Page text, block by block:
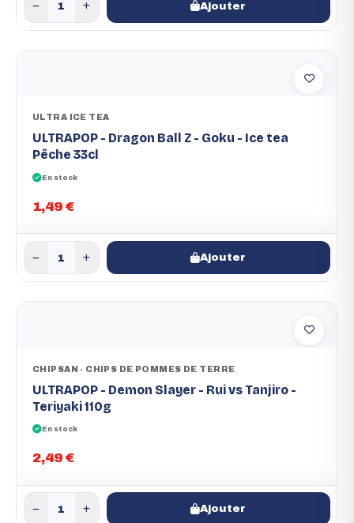
Ajouter
ULTRA ICE TEA
ULTRAPOP - Dragon Ball Z - Goku - Ice tea
Pêche 33cl
En stock
1,49 €
Ajouter
CHIPSAN - CHIPS DE POMMES DE TERRE
ULTRAPOP - Demon Slayer - Rui vs Tanjiro -
Teriyaki 110g
En stock
2,49 €
Ajouter